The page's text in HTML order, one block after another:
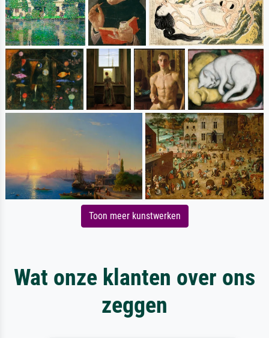
Toon meer kunstwerken
Wat onze klanten over ons
zeggen